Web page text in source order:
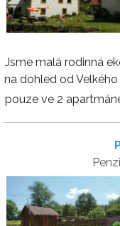
Jsme malá rodinná
na dohled od
pouze ve 2